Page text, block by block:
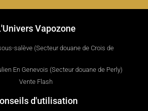
Vapozone
salève (Secteur douane de Crois de
En Genevois (Secteur douane de Perly)
Vente Flash
d'utilisation